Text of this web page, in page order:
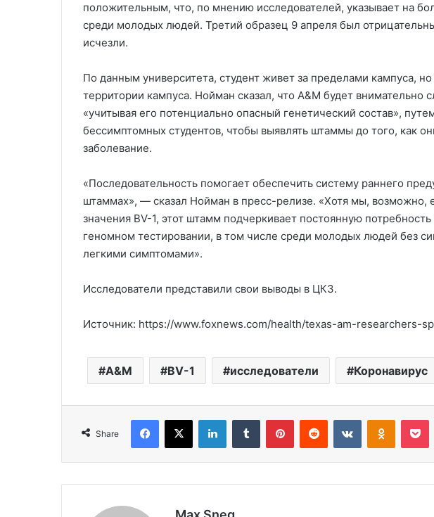
положительным, что, по мнению исследователей, указывает на
среди молодых людей. Третий образец 9 апреля был
исчезли.
По данным университета, студент живет за пределами кампуса, но
территории кампуса. Нойман сказал, что A&M будет внимательно
«учитывая его потенциально опасный генетический состав»,
бессимптомных студентов, чтобы выявлять штаммы до того, как
заболевание.
«Последовательность помогает обеспечить систему раннего
штаммах», — сказал Нойман в пресс-релизе. «Хотя мы,
значения BV-1, этот штамм подчеркивает постоянную
геномном тестировании, в том числе среди молодых людей без
легкими симптомами».
Исследователи представили свои выводы в ЦКЗ.
Источник: https://www.foxnews.com/health/texas-am-researchers-
A&M BV-1 исследователи Коронавирус
Share